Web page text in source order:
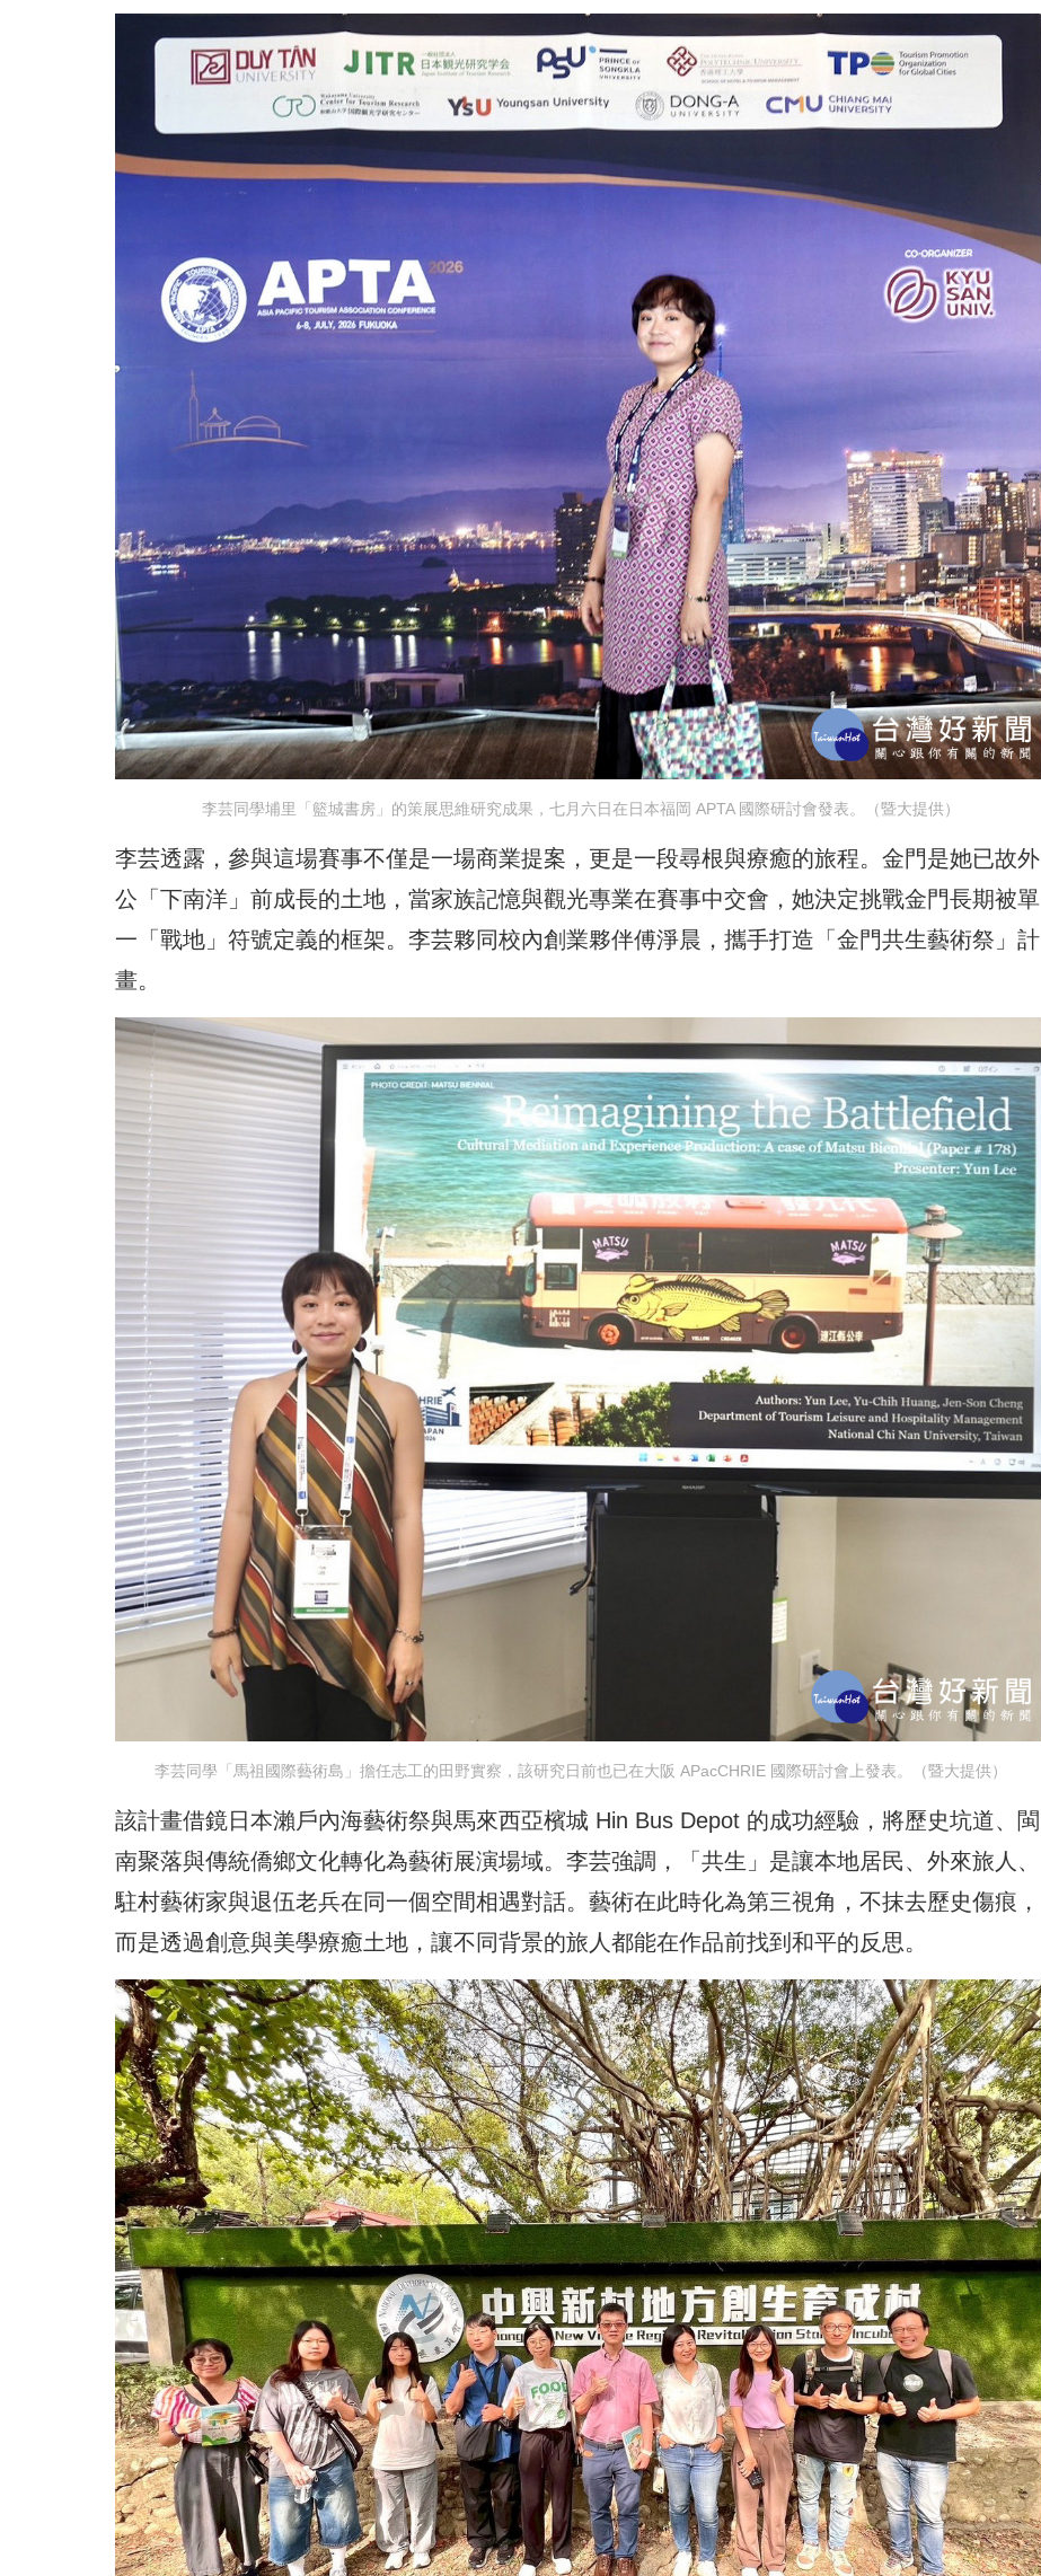
李芸同學埔里「籃城書房」的策展思維研究成果，七月六日在日本福岡 APTA 國際研討會發表。（暨大提供）
李芸透露，參與這場賽事不僅是一場商業提案，更是一段尋根與療癒的旅程。金門是她已故外
公「下南洋」前成長的土地，當家族記憶與觀光專業在賽事中交會，她決定挑戰金門長期被單
一「戰地」符號定義的框架。李芸夥同校內創業夥伴傅淨晨，攜手打造「金門共生藝術祭」計
畫。
李芸同學「馬祖國際藝術島」擔任志工的田野實察，該研究日前也已在大阪 APacCHRIE 國際研討會上發表。（暨大提供）
該計畫借鏡日本瀨戶內海藝術祭與馬來西亞檳城 Hin Bus Depot 的成功經驗，將歷史坑道、閩
南聚落與傳統僑鄉文化轉化為藝術展演場域。李芸強調，「共生」是讓本地居民、外來旅人、
駐村藝術家與退伍老兵在同一個空間相遇對話。藝術在此時化為第三視角，不抹去歷史傷痕，
而是透過創意與美學療癒土地，讓不同背景的旅人都能在作品前找到和平的反思。